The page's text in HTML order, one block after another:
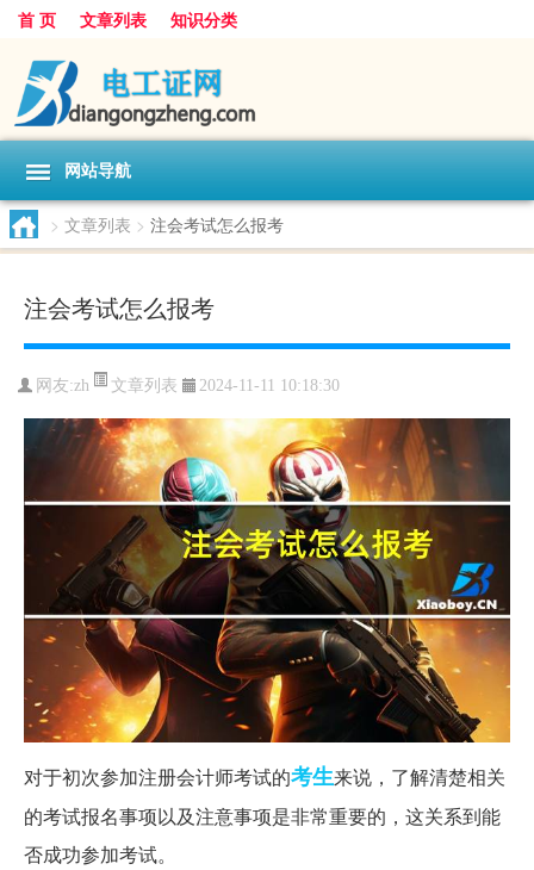
首 页 文章列表 知识分类
网站导航
> 文章列表 > 注会考试怎么报考
注会考试怎么报考
网友:zh 文章列表 2024-11-11 10:18:30
对于初次参加注册会计师考试的考生来说，了解清楚相关
的考试报名事项以及注意事项是非常重要的，这关系到能
否成功参加考试。